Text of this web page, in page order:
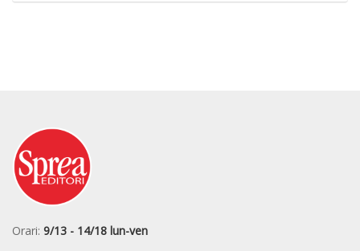
Orari: 9/13 - 14/18 lun-ven